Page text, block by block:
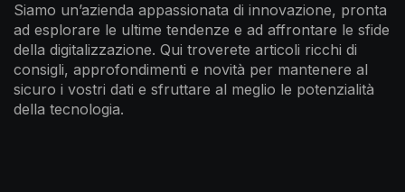
Siamo un’azienda appassionata di innovazione, pronta
ad esplorare le ultime tendenze e ad affrontare le sfide
della digitalizzazione. Qui troverete articoli ricchi di
consigli, approfondimenti e novità per mantenere al
sicuro i vostri dati e sfruttare al meglio le potenzialità
della tecnologia.